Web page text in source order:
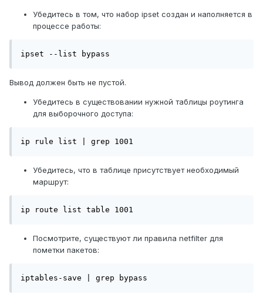
Убедитесь в том, что набор ipset создан и наполняется в
процессе работы:
ipset --list bypass
Вывод должен быть не пустой.
Убедитесь в существовании нужной таблицы роутинга
для выборочного доступа:
ip rule list | grep 1001
Убедитесь, что в таблице присутствует необходимый
маршрут:
ip route list table 1001
Посмотрите, существуют ли правила netfilter для
пометки пакетов:
iptables-save | grep bypass